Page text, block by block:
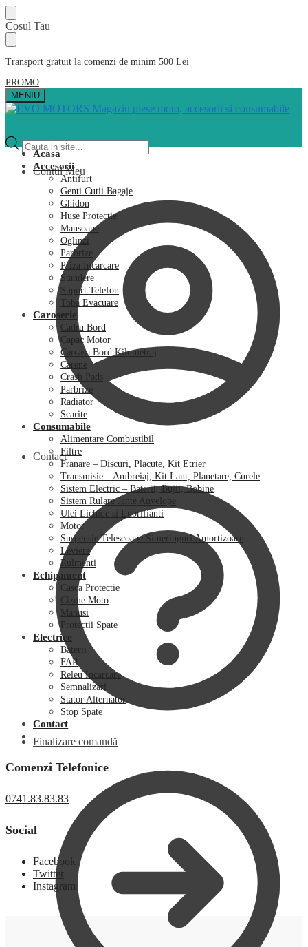
Skip
to
navigation
Skip
to
content
Cosul Tau
Transport gratuit la comenzi de minim 500 Lei
PROMO
MENIU
Products
search
Contul Meu
Contact
Finalizare comandă
Acasa
Accesorii
Antifurt
Genti Cutii Bagaje
Ghidon
Huse Protectie
Mansoane
Oglinzi
Parbrize
Priza Incarcare
Standere
Suport Telefon
Toba Evacuare
Caroserie
Cadru Bord
Capac Motor
Carcasa Bord Kilometraj
Carene
Crash Pads
Parbrize
Radiator
Scarite
Consumabile
Alimentare Combustibil
Filtre
Franare – Discuri, Placute, Kit Etrier
Transmisie – Ambreiaj, Kit Lant, Planetare, Curele
Sistem Electric – Baterii, Bujii, Bobine
Sistem Rulare Jante Anvelope
Ulei Lichide si Lubrifianti
Motor
Suspensie Telescoape Simeringuri Amortizoare
Leviere
Rulmenti
Echipament
Casca Protectie
Cizme Moto
Manusi
Protectii Spate
Electrice
Baterii
FAR
Releu Incarcare
Semnalizari
Stator Alternator
Stop Spate
Contact
Comenzi Telefonice
0741.83.83.83
Social
Facebook
Twitter
Instagram